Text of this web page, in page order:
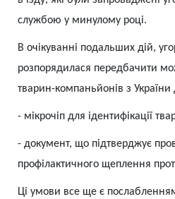
службою у минулому році.
В очікуванні подальших дій,
розпорядилася передбачити
тварин-компаньйонів з
- мікрочіп для ідентифікації
- документ, що підтверджує
профілактичного щеплення
Ці умови все ще є